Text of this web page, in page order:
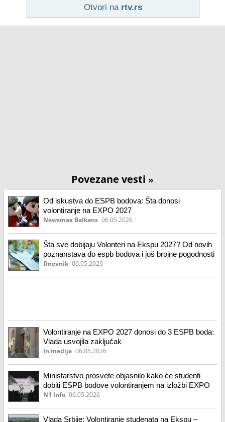
Otvori na rtv.rs
Povezane vesti »
Od iskustva do ESPB bodova: Šta donosi
volontiranje na EXPO 2027
Newsmax Balkans 06.05.2026
Šta sve dobijaju Volonteri na Ekspu 2027? Od novih
poznanstava do espb bodova i još brojne pogodnosti
Dnevnik 06.05.2026
Volontiranje na EXPO 2027 donosi do 3 ESPB boda:
Vlada usvojila zaključak
In medija 06.05.2026
Ministarstvo prosvete objasnilo kako će studenti
dobiti ESPB bodove volontiranjem na izložbi EXPO
N1 Info 06.05.2026
Vlada Srbije: Volontiranje studenata na Ekspu –